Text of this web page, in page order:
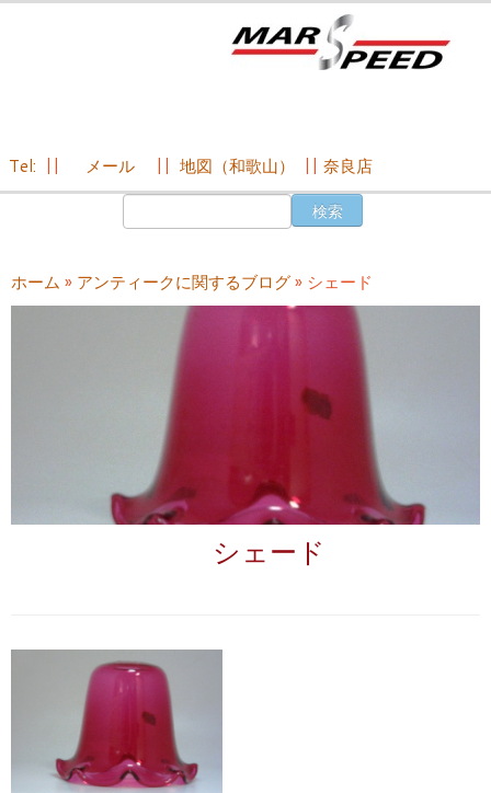
ン
ツ
Tel: メール 地図（和歌山） 奈良店
ホーム » アンティークに関するブログ» シェード
シェード